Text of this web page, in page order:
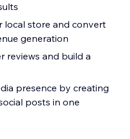
local store and convert
generation
reviews and build a
presence by creating
posts in one